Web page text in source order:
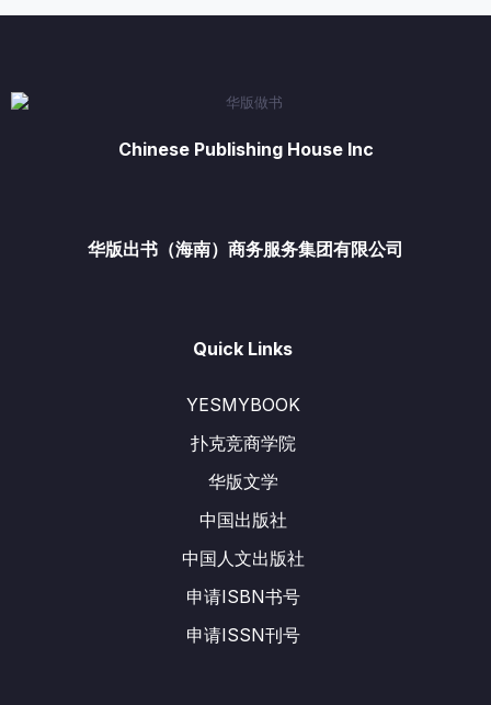
¥99.00。
Chinese Publishing House Inc
华版出书（海南）商务服务集团有限公司
Quick Links
YESMYBOOK
扑克竞商学院
华版文学
中国出版社
中国人文出版社
申请ISBN书号
申请ISSN刊号